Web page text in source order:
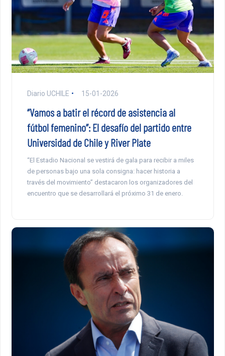
Diario UCHILE 15-01-2026
“Vamos a batir el récord de asistencia al
fútbol femenino”: El desafío del partido entre
Universidad de Chile y River Plate
“El Estadio Nacional se vestirá de gala para recibir a miles
de personas bajo una sola consigna: hacer historia a
través del movimiento” destacaron los organizadores del
encuentro que se desarrollará el próximo 31 de enero.